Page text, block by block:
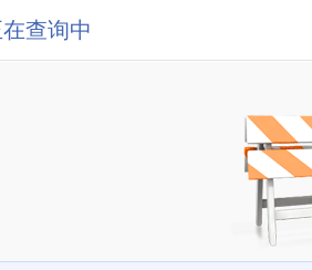
查询中